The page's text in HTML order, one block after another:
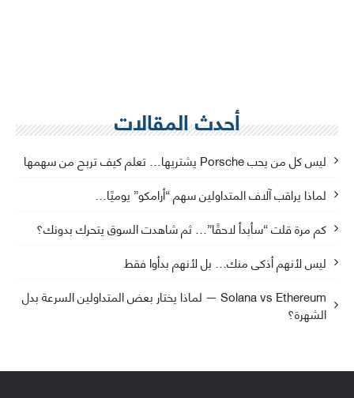
أحدث المقالات
ليس كل من يحب Porsche يشتريها… تعلم كيف تربح من سهمها
لماذا يراقب آلاف المتداولين سهم “أرامكو” يوميًا…
كم مرة قلت “سأبدأ لاحقًا”… ثم شاهدت السوق يتحرك بدونك؟
ليس لأنهم أذكى منك… بل لأنهم بدأوا فقط
Solana vs Ethereum — لماذا يختار بعض المتداولين السرعة بدل
الشهرة؟